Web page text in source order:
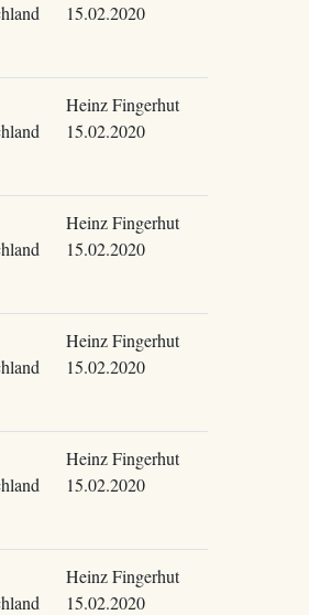
15.02.2020
Heinz Fingerhut
15.02.2020
Heinz Fingerhut
15.02.2020
Heinz Fingerhut
15.02.2020
Heinz Fingerhut
15.02.2020
Heinz Fingerhut
15.02.2020